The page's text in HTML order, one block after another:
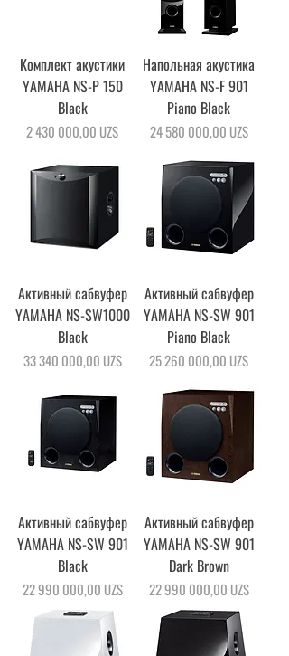
Комплект акустики
YAMAHA NS-P 150
Black
Цена
2 430 000,00 UZS
Напольная акустика
YAMAHA NS-F 901
Piano Black
Цена
24 580 000,00 UZS
Активный сабвуфер
YAMAHA NS-SW1000
Black
Цена
33 340 000,00 UZS
Активный сабвуфер
YAMAHA NS-SW 901
Piano Black
Цена
25 260 000,00 UZS
Активный сабвуфер
YAMAHA NS-SW 901
Black
Цена
22 990 000,00 UZS
Активный сабвуфер
YAMAHA NS-SW 901
Dark Brown
Цена
22 990 000,00 UZS